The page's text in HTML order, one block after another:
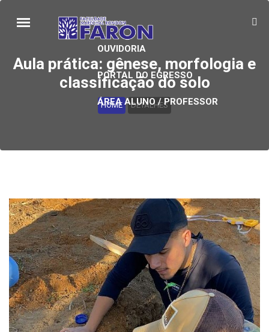
OUVIDORIA
PORTAL DO EGRESSO
ÁREA ALUNO / PROFESSOR
Aula prática: gênese, morfologia e
classificação do solo
HOME DETALHES